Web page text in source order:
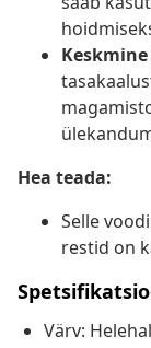
Hea teada:
Selle
restid on
Värv: